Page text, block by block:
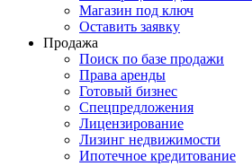
Магазин под ключ
Оставить заявку
Продажа
Поиск по базе продажи
Права аренды
Готовый бизнес
Спецпредложения
Лицензирование
Лизинг недвижимости
Ипотечное кредитование